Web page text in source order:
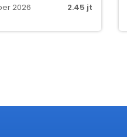
2026
2.45 jt